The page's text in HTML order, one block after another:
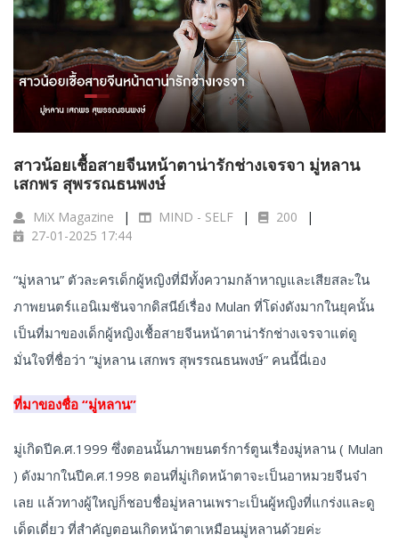
สาวน้อยเชื้อสายจีนหน้าตาน่ารักช่างเจรจา มู่หลาน
เสกพร สุพรรณธนพงษ์
MiX Magazine MIND - SELF
200
27-01-2025 17:44
“มู่หลาน” ตัวละครเด็กผู้หญิงที่มีทั้งความกล้าหาญและเสียสละใน
ภาพยนตร์แอนิเมชันจากดิสนีย์เรื่อง Mulan ที่โด่งดังมากในยุคนั้น
เป็นที่มาของเด็กผู้หญิงเชื้อสายจีนหน้าตาน่ารักช่างเจรจาแต่ดู
มั่นใจที่ชื่อว่า “มู่หลาน เสกพร สุพรรณธนพงษ์” คนนี้นี่เอง
ที่มาของชื่อ “มู่หลาน”
มู่เกิดปีค.ศ.1999 ซึ่งตอนนั้นภาพยนตร์การ์ตูนเรื่องมู่หลาน ( Mulan
) ดังมากในปีค.ศ.1998 ตอนที่มู่เกิดหน้าตาจะเป็นอาหมวยจีนจ๋า
เลย แล้วทางผู้ใหญ่ก็ชอบชื่อมู่หลานเพราะเป็นผู้หญิงที่แกร่งและดู
เด็ดเดี่ยว ที่สำคัญตอนเกิดหน้าตาเหมือนมู่หลานด้วยค่ะ